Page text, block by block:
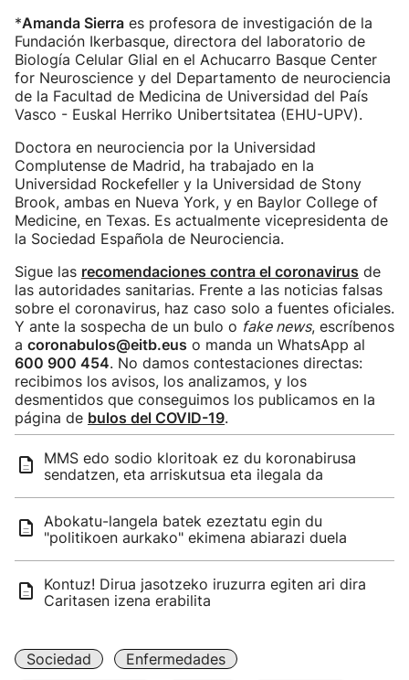
*Amanda Sierra es profesora de investigación de la
Fundación Ikerbasque, directora del laboratorio de
Biología Celular Glial en el Achucarro Basque Center
for Neuroscience y del Departamento de neurociencia
de la Facultad de Medicina de Universidad del País
Vasco - Euskal Herriko Unibertsitatea (EHU-UPV).
Doctora en neurociencia por la Universidad
Complutense de Madrid, ha trabajado en la
Universidad Rockefeller y la Universidad de Stony
Brook, ambas en Nueva York, y en Baylor College of
Medicine, en Texas. Es actualmente vicepresidenta de
la Sociedad Española de Neurociencia.
Sigue las recomendaciones contra el coronavirus de
las autoridades sanitarias. Frente a las noticias falsas
sobre el coronavirus, haz caso solo a fuentes oficiales.
Y ante la sospecha de un bulo o fake news, escríbenos
a coronabulos@eitb.eus o manda un WhatsApp al
600 900 454. No damos contestaciones directas:
recibimos los avisos, los analizamos, y los
desmentidos que conseguimos los publicamos en la
página de bulos del COVID-19.
MMS edo sodio kloritoak ez du koronabirusa
sendatzen, eta arriskutsua eta ilegala da
Abokatu-langela batek ezeztatu egin du
"politikoen aurkako" ekimena abiarazi duela
Kontuz! Dirua jasotzeko iruzurra egiten ari dira
Caritasen izena erabilita
Sociedad
Enfermedades